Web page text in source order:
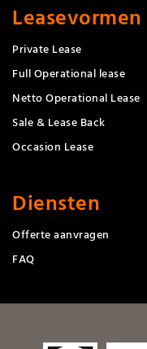
Leasevormen
Private Lease
Full Operational lease
Netto Operational Lease
Sale & Lease Back
Occasion Lease
Diensten
Offerte aanvragen
FAQ